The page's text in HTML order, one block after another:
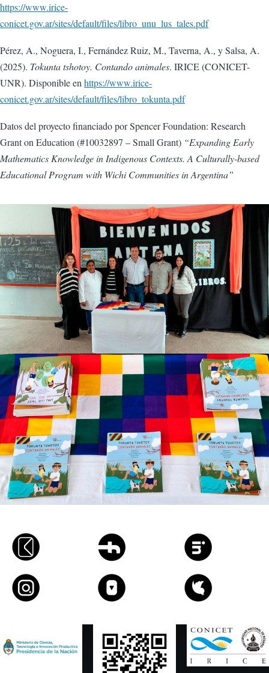
https://www.irice-
conicet.gov.ar/sites/default/files/libro_unu_lus_tales.pdf
Pérez, A., Noguera, I., Fernández Ruiz, M., Taverna, A., y Salsa, A.
(2025). Tokunta tshotoy. Contando animales. IRICE (CONICET-
UNR). Disponible en https://www.irice-
conicet.gov.ar/sites/default/files/libro_tokunta.pdf
Datos del proyecto financiado por Spencer Foundation: Research
Grant on Education (#10032897 – Small Grant) “Expanding Early
Mathematics Knowledge in Indigenous Contexts. A Culturally-based
Educational Program with Wichi Communities in Argentina”